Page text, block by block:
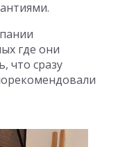
где они
что сразу